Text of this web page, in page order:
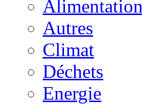
Alimentation
Autres
Climat
Déchets
Energie